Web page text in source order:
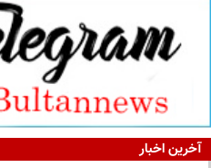
آخرین اخبار